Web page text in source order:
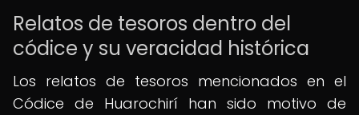
Relatos de tesoros dentro del
códice y su veracidad histórica
Los relatos de tesoros mencionados en el
Códice de Huarochirí han sido motivo de